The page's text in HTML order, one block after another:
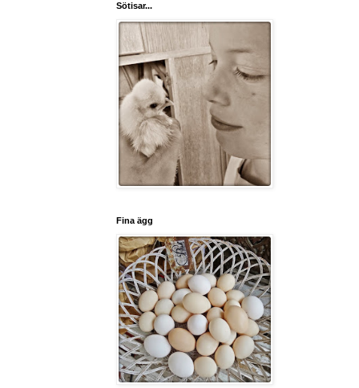
Sötisar...
Fina ägg